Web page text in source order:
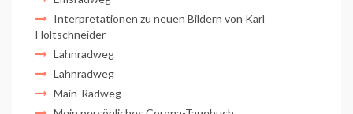
Interpretationen zu neuen Bildern von Karl
Holtschneider
Lahnradweg
Lahnradweg
Main-Radweg